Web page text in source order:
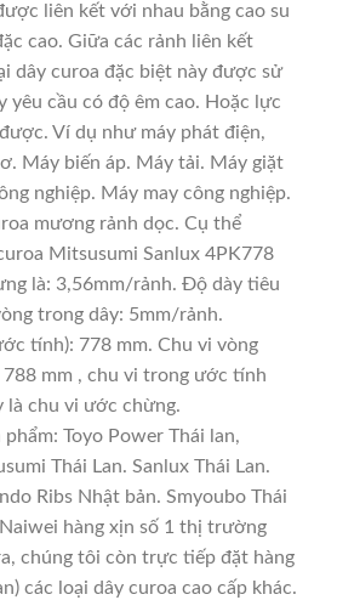
liên kết với nhau bằng cao su
cao. Giữa các rảnh liên kết
dây curoa đặc biệt này được sử
yêu cầu có độ êm cao. Hoặc lực
Ví dụ như máy phát điện,
Máy biến áp. Máy tải. Máy giặt
nghiệp. Máy may công nghiệp.
mương rảnh dọc. Cụ thể
Mitsusumi Sanlux 4PK778
là: 3,56mm/rảnh. Độ dày tiêu
trong dây: 5mm/rảnh.
tính): 778 mm. Chu vi vòng
mm , chu vi trong ước tính
là chu vi ước chừng.
Toyo Power Thái lan,
Thái Lan. Sanlux Thái Lan.
Ribs Nhật bản. Smyoubo Thái
hàng xịn số 1 thị trường
chúng tôi còn trực tiếp đặt hàng
các loại dây curoa cao cấp khác.